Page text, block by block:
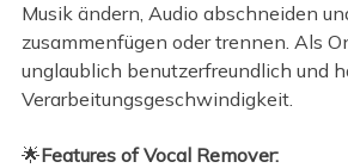
Musik ändern, Audio abschneiden
zusammenfügen oder trennen. Als
unglaublich benutzerfreundlich und
Verarbeitungsgeschwindigkeit.
🌟Features of Vocal Remover: